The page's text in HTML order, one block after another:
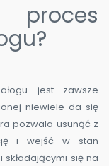
jest zawsze
niewiele da się
pozwala usunąć z
i wejść w stan
się na